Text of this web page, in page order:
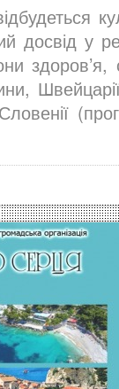
досвід у
здоров’я,